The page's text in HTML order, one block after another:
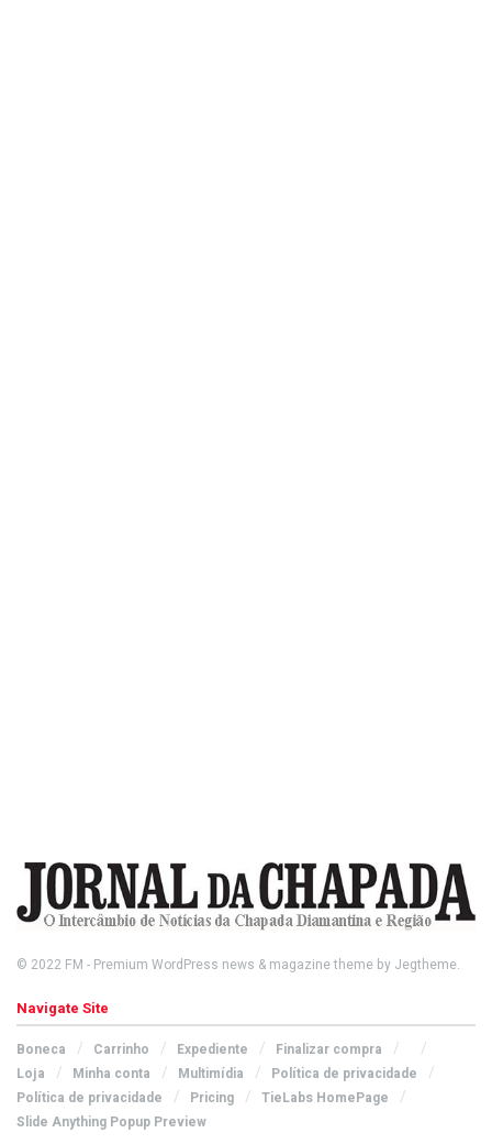
© 2022 FM - Premium WordPress news & magazine theme by Jegtheme.
Navigate Site
Boneca Carrinho Expediente
Finalizar compra
Loja
Minha conta Multimídia
Política de privacidade
Política de privacidade
Pricing
TieLabs HomePage
Slide Anything Popup Preview